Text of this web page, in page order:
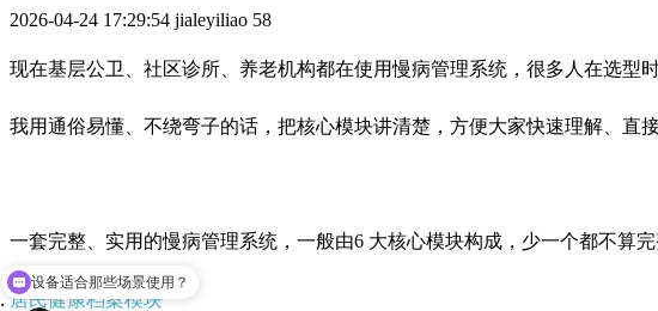
2026-04-24 17:29:54 jialeyiliao 58
现在基层公卫、社区诊所、养老机构都在使用慢病管理系统，很多人在选型
我用通俗易懂、不绕弯子的话，把核心模块讲清楚，方便大家快速理解、直接
一套完整、实用的慢病管理系统，一般由6 大核心模块构成，少一个都不算完
居民健康档案模块
设备适合那些场景使用？